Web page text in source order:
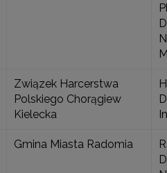
Związek Harcerstwa
Polskiego Chorągiew
Kielecka
Gmina Miasta Radomia